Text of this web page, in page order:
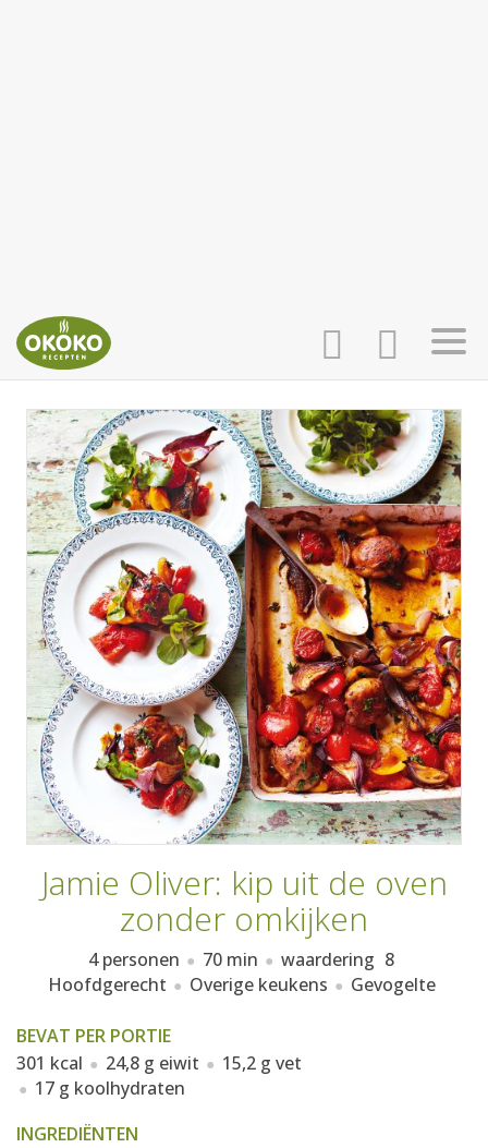
INLOGGEN
AANMELDEN
HOME
RECEPTEN
WEEKMENU'S
KOOKBOEKEN
Jamie Oliver: kip uit de oven
zonder omkijken
4 personen 70 min waardering 8
Hoofdgerecht
Overige keukens Gevogelte
BEVAT PER PORTIE
301 kcal
24,8 g eiwit
15,2 g vet
17 g koolhydraten
INGREDIËNTEN